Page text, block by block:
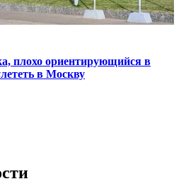
плохо ориентирующийся в
в Москву